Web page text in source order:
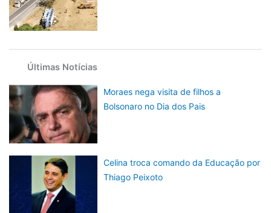
Últimas Notícias
Moraes nega visita de filhos a
Bolsonaro no Dia dos Pais
Celina troca comando da Educação por
Thiago Peixoto